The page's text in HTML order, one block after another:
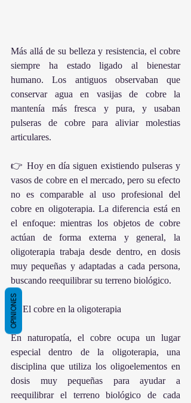
Más allá de su belleza y resistencia, el cobre
siempre ha estado ligado al bienestar
humano. Los antiguos observaban que
conservar agua en vasijas de cobre la
mantenía más fresca y pura, y usaban
pulseras de cobre para aliviar molestias
articulares.
👉 Hoy en día siguen existiendo pulseras y
vasos de cobre en el mercado, pero su efecto
no es comparable al uso profesional del
cobre en oligoterapia. La diferencia está en
el enfoque: mientras los objetos de cobre
actúan de forma externa y general, la
oligoterapia trabaja desde dentro, en dosis
muy pequeñas y adaptadas a cada persona,
buscando reequilibrar su terreno biológico.
🌱 El cobre en la oligoterapia
En naturopatía, el cobre ocupa un lugar
especial dentro de la oligoterapia, una
disciplina que utiliza los oligoelementos en
dosis muy pequeñas para ayudar a
reequilibrar el terreno biológico de cada
OPINIONES